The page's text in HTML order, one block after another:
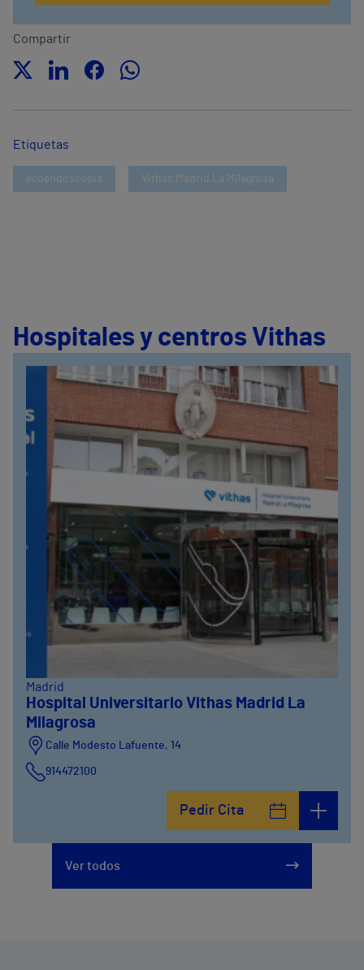
Compartir
Etiquetas
ecoendoscopia Vithas Madrid La Milagrosa
Hospitales y centros Vithas
Madrid
Hospital Universitario Vithas Madrid La
Milagrosa
Calle Modesto Lafuente, 14
914472100
Pedir Cita
Ver todos